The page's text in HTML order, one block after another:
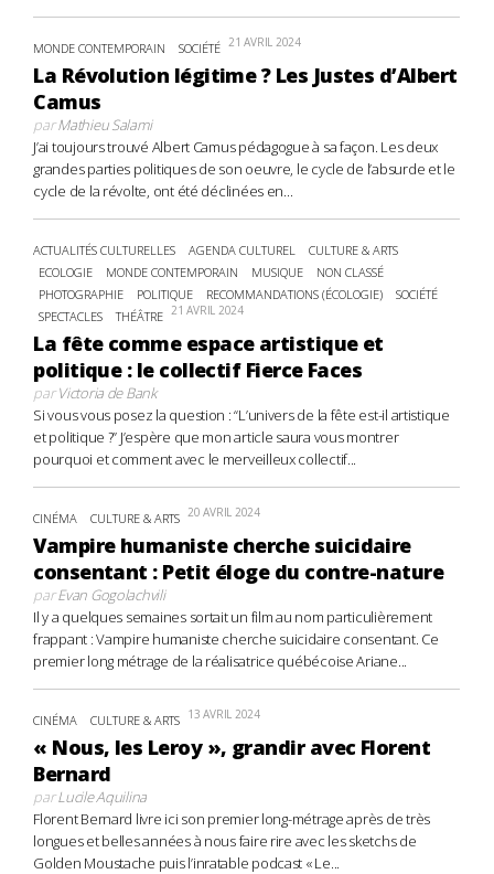
MONDE CONTEMPORAIN SOCIÉTÉ 21 AVRIL 2024
La Révolution légitime ? Les Justes d’Albert
Camus
parMathieu Salami
J’ai toujours trouvé Albert Camus pédagogue à sa façon. Les deux
grandes parties politiques de son oeuvre, le cycle de l’absurde et le
cycle de la révolte, ont été déclinées en...
ACTUALITÉS CULTURELLES AGENDA CULTUREL
CULTURE & ARTS
ECOLOGIE
MONDE CONTEMPORAIN MUSIQUE
NON CLASSÉ
PHOTOGRAPHIE
POLITIQUE RECOMMANDATIONS (ÉCOLOGIE)
SOCIÉTÉ
SPECTACLES
THÉÂTRE 21 AVRIL 2024
La fête comme espace artistique et
politique : le collectif Fierce Faces
parVictoria de Bank
Si vous vous posez la question : “L’univers de la fête est-il artistique
et politique ?” J’espère que mon article saura vous montrer
pourquoi et comment avec le merveilleux collectif...
CINÉMA CULTURE & ARTS 20 AVRIL 2024
Vampire humaniste cherche suicidaire
consentant : Petit éloge du contre-nature
parEvan Gogolachvili
Il y a quelques semaines sortait un film au nom particulièrement
frappant : Vampire humaniste cherche suicidaire consentant. Ce
premier long métrage de la réalisatrice québécoise Ariane...
CINÉMA CULTURE & ARTS 13 AVRIL 2024
« Nous, les Leroy », grandir avec Florent
Bernard
parLucile Aquilina
Florent Bernard livre ici son premier long-métrage après de très
longues et belles années à nous faire rire avec les sketchs de
Golden Moustache puis l’inratable podcast « Le...